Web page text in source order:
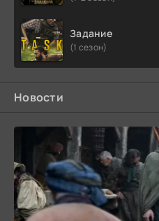
Задание
(1 сезон)
Новости